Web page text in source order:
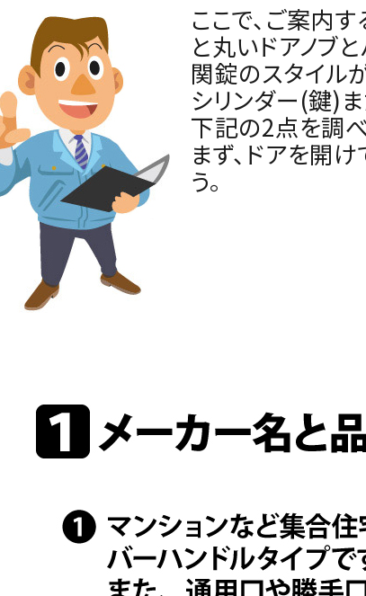
ここで、ご案内
と丸いドアノブ
関錠のスタイル
シリンダー(鍵)
下記の2点を調べ
まず、ドアを開
う。